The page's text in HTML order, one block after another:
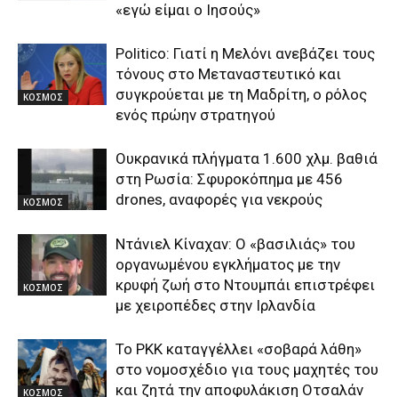
«εγώ είμαι ο Ιησούς»
ΚΟΣΜΟΣ
Politico: Γιατί η Μελόνι ανεβάζει τους
τόνους στο Μεταναστευτικό και
συγκρούεται με τη Μαδρίτη, ο ρόλος
ενός πρώην στρατηγού
ΚΟΣΜΟΣ
Ουκρανικά πλήγματα 1.600 χλμ. βαθιά
στη Ρωσία: Σφυροκόπημα με 456
drones, αναφορές για νεκρούς
ΚΟΣΜΟΣ
Ντάνιελ Κίναχαν: Ο «βασιλιάς» του
οργανωμένου εγκλήματος με την
κρυφή ζωή στο Ντουμπάι επιστρέφει
με χειροπέδες στην Ιρλανδία
ΚΟΣΜΟΣ
Το PKK καταγγέλλει «σοβαρά λάθη»
στο νομοσχέδιο για τους μαχητές του
και ζητά την αποφυλάκιση Οτσαλάν